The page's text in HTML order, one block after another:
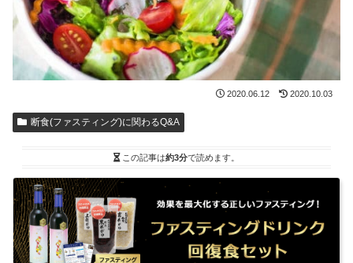
2020.06.12 2020.10.03
断食(ファスティング)に関わるQ&A
この記事は約3分で読めます。